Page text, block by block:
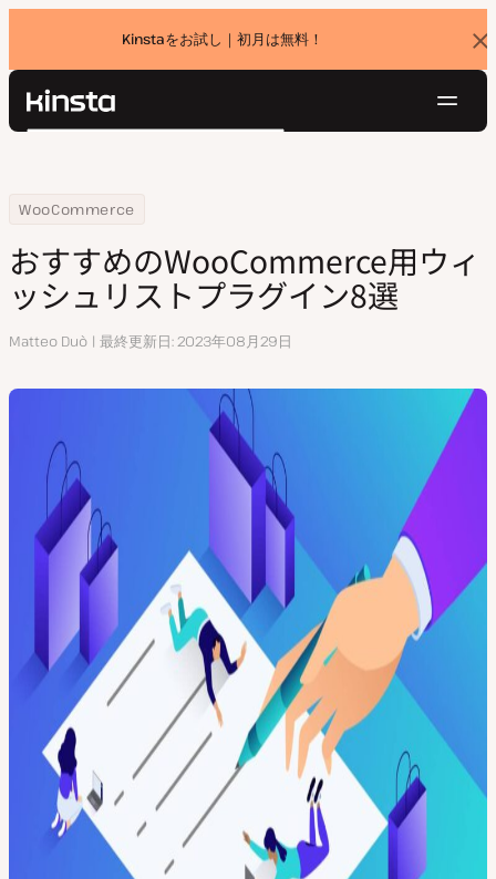
Kinstaをお試し｜初月は無料！
バ
ナ
Kinsta®
ョ
価格設定
お問い合わせ
検
Home
リソースセンター
WooCommerce
おすすめのWooCommerce用ウィッシュリストプラグイン8選
おすすめのWooCommerce用ウィ
ッシュリストプラグイン8選
執
Matteo Duò 最終更新日 2023年08月29日